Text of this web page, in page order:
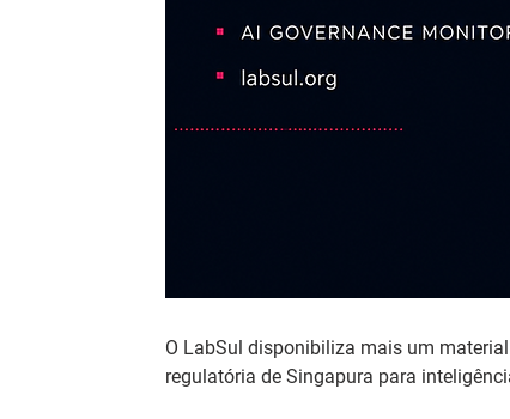
O LabSul disponibiliza mais um
regulatória de Singapura para